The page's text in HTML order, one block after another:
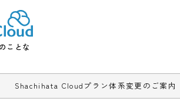
のことな
Shachihata Cloudプラン体系変更の